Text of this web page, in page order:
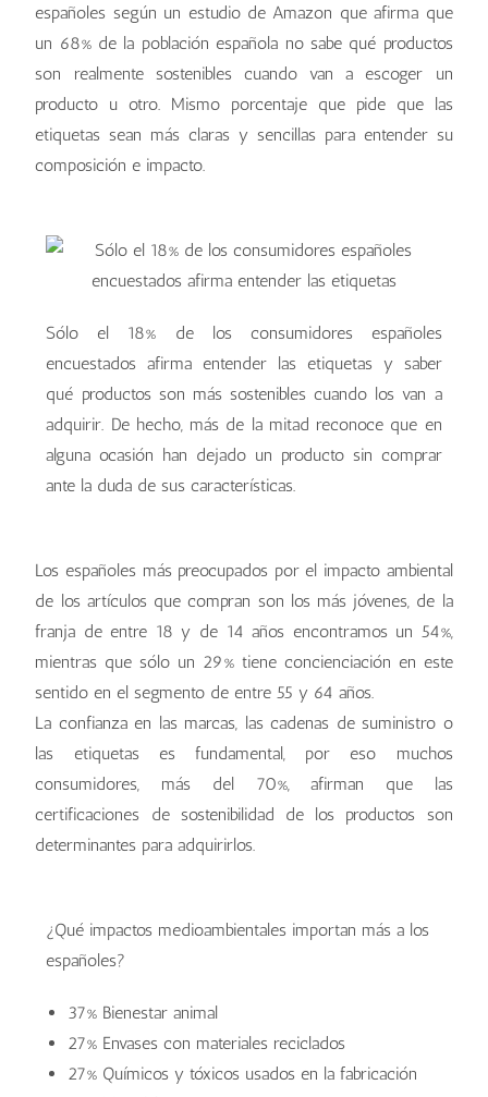
españoles según un estudio de Amazon que afirma que
un 68% de la población española no sabe qué productos
son realmente sostenibles cuando van a escoger un
producto u otro. Mismo porcentaje que pide que las
etiquetas sean más claras y sencillas para entender su
composición e impacto.
Sólo el 18% de los consumidores españoles
encuestados afirma entender las etiquetas y saber
qué productos son más sostenibles cuando los van a
adquirir. De hecho, más de la mitad reconoce que en
alguna ocasión han dejado un producto sin comprar
ante la duda de sus características.
Los españoles más preocupados por el impacto ambiental
de los artículos que compran son los más jóvenes, de la
franja de entre 18 y de 14 años encontramos un 54%,
mientras que sólo un 29% tiene concienciación en este
sentido en el segmento de entre 55 y 64 años.
La confianza en las marcas, las cadenas de suministro o
las etiquetas es fundamental, por eso muchos
consumidores, más del 70%, afirman que las
certificaciones de sostenibilidad de los productos son
determinantes para adquirirlos.
¿Qué impactos medioambientales importan más a los
españoles?
37% Bienestar animal
27% Envases con materiales reciclados
27% Químicos y tóxicos usados en la fabricación